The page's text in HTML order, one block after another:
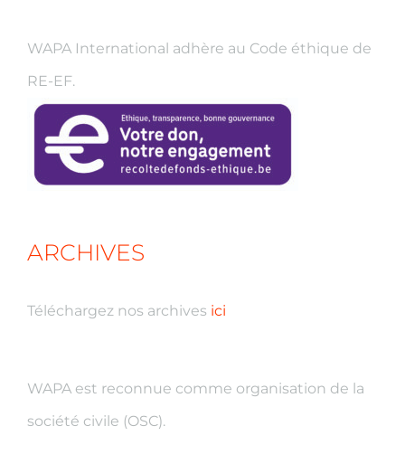
WAPA International adhère au Code éthique de
RE-EF.
ARCHIVES
Téléchargez nos archives ici
WAPA est reconnue comme organisation de la
société civile (OSC).